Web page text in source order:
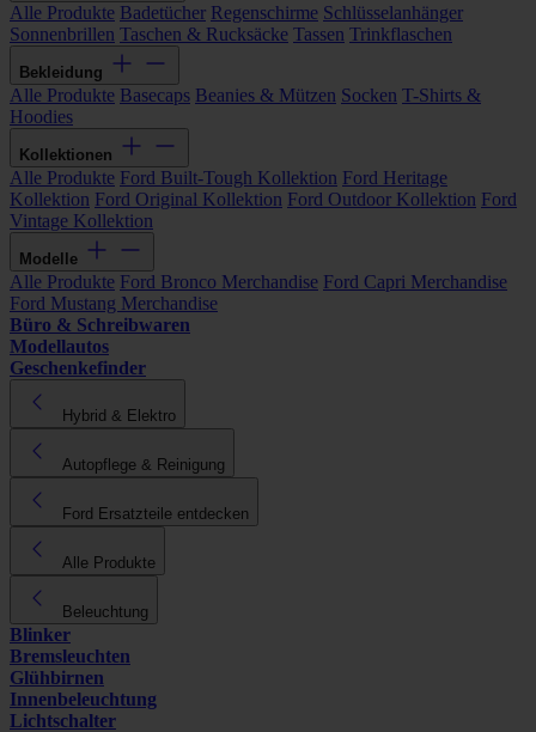
Alle Produkte Badetücher Regenschirme Schlüsselanhänger
Sonnenbrillen Taschen & Rucksäcke Tassen Trinkflaschen
Bekleidung
Alle Produkte Basecaps Beanies & Mützen Socken T-Shirts &
Hoodies
Kollektionen
Alle Produkte Ford Built-Tough Kollektion Ford Heritage
Kollektion Ford Original Kollektion Ford Outdoor Kollektion Ford
Vintage Kollektion
Modelle
Alle Produkte Ford Bronco Merchandise Ford Capri Merchandise
Ford Mustang Merchandise
Büro & Schreibwaren
Modellautos
Geschenkefinder
Hybrid & Elektro
Autopflege & Reinigung
Ford Ersatzteile entdecken
Alle Produkte
Beleuchtung
Blinker
Bremsleuchten
Glühbirnen
Innenbeleuchtung
Lichtschalter